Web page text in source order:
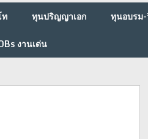
ทุนปริญญาเอก ทุนอบรม
งานเด่น